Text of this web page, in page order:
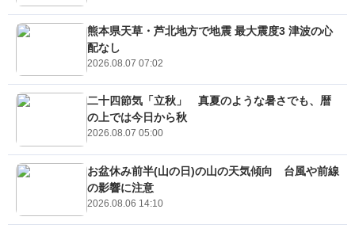
熊本県天草・芦北地方で地震 最大震度3 津波の心
配なし
2026.08.07 07:02
二十四節気「立秋」 真夏のような暑さでも、暦
の上では今日から秋
2026.08.07 05:00
お盆休み前半(山の日)の山の天気傾向 台風や前線
の影響に注意
2026.08.06 14:10